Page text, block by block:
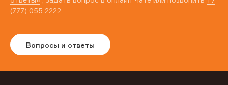
(777) 055 2222
Вопросы и ответы